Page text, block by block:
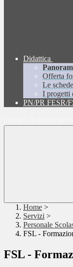
Didattica
Offerta
Le
I progetti
PN/PR FESR/
Home >
Servizi >
Personale
FSL -
FSL -